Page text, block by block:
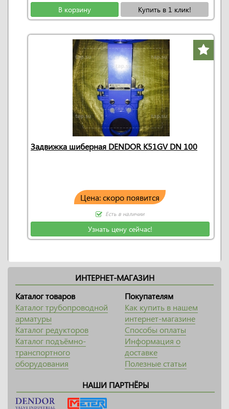
В корзину Купить в 1 клик!
Задвижка шиберная DENDOR K51GV DN 100
Цена: скоро появится
Есть в наличии
Узнать цену сейчас!
ИНТЕРНЕТ-МАГАЗИН
Каталог товаров
Каталог трубопроводной
арматуры
Каталог редукторов
Каталог подъёмно-
транспортного
оборудования
Покупателям
Как купить в нашем
интернет-магазине
Способы оплаты
Информация о
доставке
Полезные статьи
НАШИ ПАРТНЁРЫ